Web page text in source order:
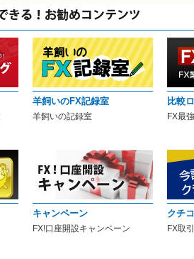
羊飼いのFX記録室
羊飼いの記録室
比較
FX最
キャンペーン
FX!口座開設キャンペーン
クチ
FX取